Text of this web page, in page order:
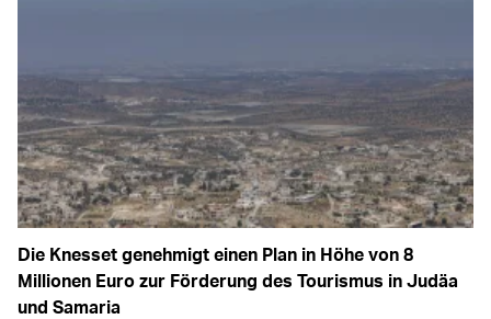
Die Knesset genehmigt einen Plan in Höhe von 8
Millionen Euro zur Förderung des Tourismus in Judäa
und Samaria